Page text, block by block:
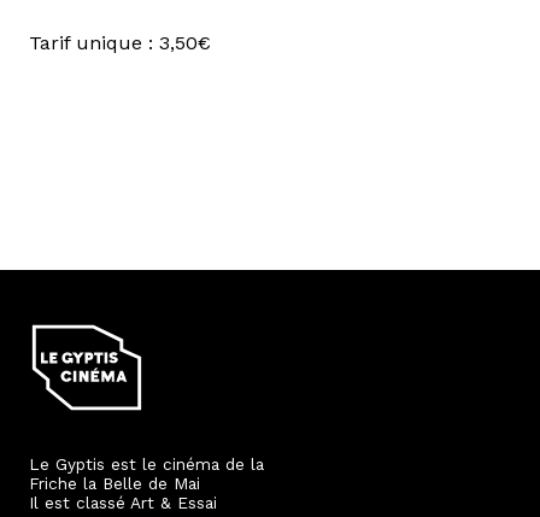
Tarif unique : 3,50€
Le Gyptis est le cinéma de la
Friche la Belle de Mai
Il est classé Art & Essai